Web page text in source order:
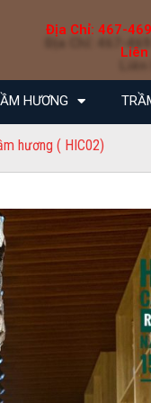
Địa Chỉ: 467-
HƯƠNG
hương ( HIC02)